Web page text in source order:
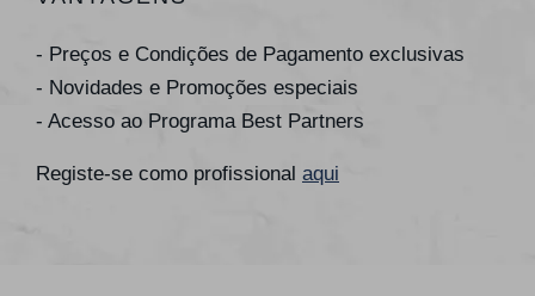
- Preços e Condições de Pagamento exclusivas
- Novidades e Promoções especiais
- Acesso ao Programa Best Partners
Registe-se como profissional aqui